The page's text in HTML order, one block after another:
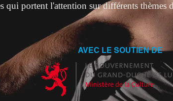
qui portent l'attention sur différents thèmes
AVEC LE SOUTIEN DE